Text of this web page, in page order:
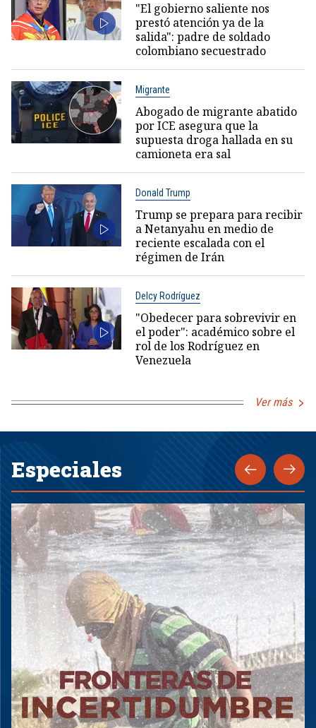
"El gobierno saliente nos
prestó atención ya de la
salida": padre de soldado
colombiano secuestrado
Migrante
Abogado de migrante abatido
por ICE asegura que la
supuesta droga hallada en su
camioneta era sal
Donald Trump
Trump se prepara para recibir
a Netanyahu en medio de
reciente escalada con el
régimen de Irán
Delcy Rodríguez
"Obedecer para sobrevivir en
el poder": académico sobre el
rol de los Rodríguez en
Venezuela
Ver más
Especiales